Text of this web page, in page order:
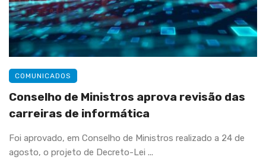
COMUNICADOS
Conselho de Ministros aprova revisão das
carreiras de informática
Foi aprovado, em Conselho de Ministros realizado a 24 de
agosto, o projeto de Decreto-Lei ...